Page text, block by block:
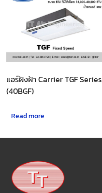
แอร์ฝังฝ้า Carrier TGF Series
(40BGF)
Read more